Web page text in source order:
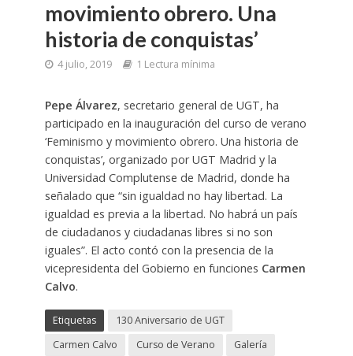
movimiento obrero. Una
historia de conquistas’
4 julio, 2019 1 Lectura mínima
Pepe Álvarez, secretario general de UGT, ha
participado en la inauguración del curso de verano
‘Feminismo y movimiento obrero. Una historia de
conquistas’, organizado por UGT Madrid y la
Universidad Complutense de Madrid, donde ha
señalado que “sin igualdad no hay libertad. La
igualdad es previa a la libertad. No habrá un país
de ciudadanos y ciudadanas libres si no son
iguales”. El acto contó con la presencia de la
vicepresidenta del Gobierno en funciones Carmen
Calvo.
Etiquetas
130 Aniversario de UGT
Carmen Calvo
Curso de Verano
Galería